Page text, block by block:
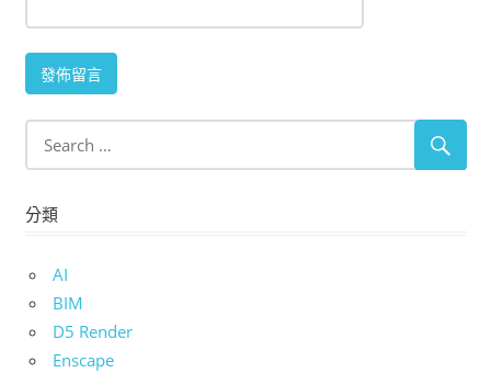
分類
AI
BIM
D5 Render
Enscape